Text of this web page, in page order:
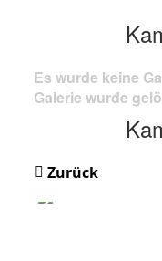
Es wurde keine
Galerie wurde
Zurück